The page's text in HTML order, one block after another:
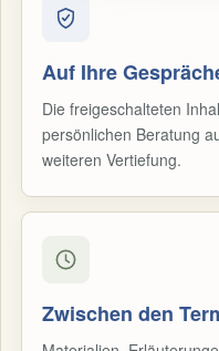
Auf Ihre
Die freigeschalteten
persönlichen Beratung
weiteren Vertiefung.
Zwischen den